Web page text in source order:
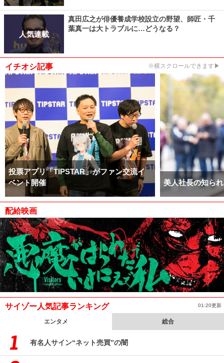
人気連載
真田広之が俳優養成学校設立の野望、師匠・千
葉真一は大トラブルに…どうなる？
イチオシ記事 ※横スクロールできます▶
投票アプリ「TIPSTAR」がファン交流イ
ベント開催
美人社長の知ら
配給映画
サイゾー人気記事ランキング 01:20更新
エンタメ 総合
有名人サイン“ネット売買”の闇